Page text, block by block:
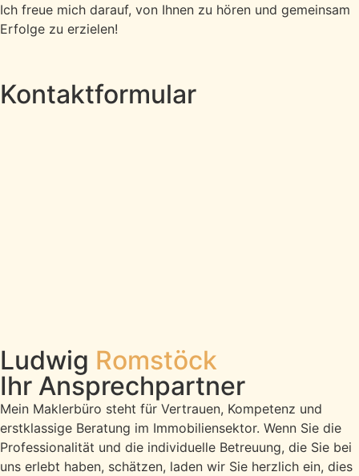
Ich freue mich darauf, von Ihnen zu hören und gemeinsam
Erfolge zu erzielen!
Kontaktformular
Ludwig Romstöck
Ihr Ansprechpartner
Mein Maklerbüro steht für Vertrauen, Kompetenz und
erstklassige Beratung im Immobiliensektor. Wenn Sie die
Professionalität und die individuelle Betreuung, die Sie bei
uns erlebt haben, schätzen, laden wir Sie herzlich ein, dies